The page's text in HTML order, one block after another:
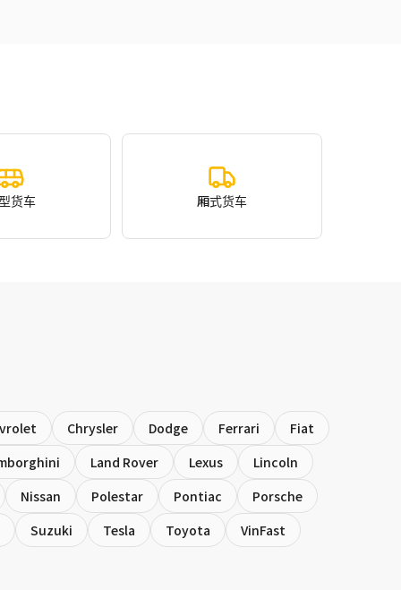
货车 厢式货车
Chrysler Dodge Ferrari
Fiat
Land Rover Lexus
Lincoln
Nissan
Polestar Pontiac
Porsche
Suzuki
Tesla Toyota VinFast